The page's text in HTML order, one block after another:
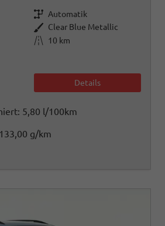
Getriebe Automatik
Außenfarbe Clear Blue Metallic
Kilometerstand
10 km
Details
5,80 l/100km
133,00 g/km